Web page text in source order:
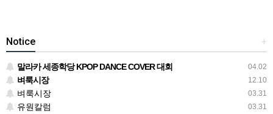
+
Notice
04.02
말라카 세종학당 KPOP DANCE COVER 대회
12.10
벼룩시장
03.31
벼룩시장
03.31
유원칼럼